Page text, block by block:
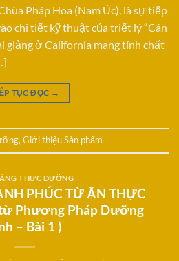
Pháp Hoa (Nam Úc), là sự tiếp
chi tiết kỹ thuật của triết lý “Cân
giảng ở California mang tính chất
TỤC ĐỌC →
,Giới thiệu Sản phẩm
THỰC DƯỠNG
PHÚC TỪ ĂN THỰC
Phương Pháp Dưỡng
– Bài 1 )